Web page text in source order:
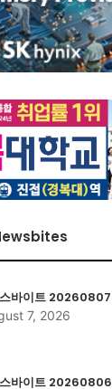
바이트 20260807
7, 2026
바이트 20260806